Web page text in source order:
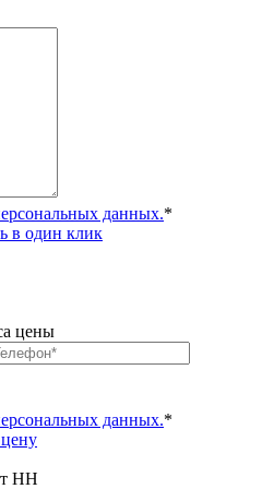
данных.*
в один клик
цены
данных.*
НН